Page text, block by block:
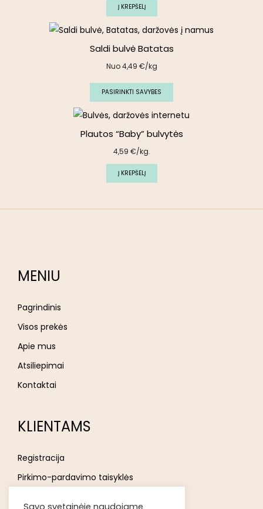
Į KREPŠELĮ
Saldi bulvė Batatas
Nuo4,49 €/kg
PASIRINKTI SAVYBES
Plautos “Baby” bulvytės
4,59 €/kg.
Į KREPŠELĮ
MENIU
Pagrindinis
Visos prekės
Apie mus
Atsiliepimai
Kontaktai
KLIENTAMS
Registracija
Pirkimo-pardavimo taisyklės
Savo svetainėje naudojame